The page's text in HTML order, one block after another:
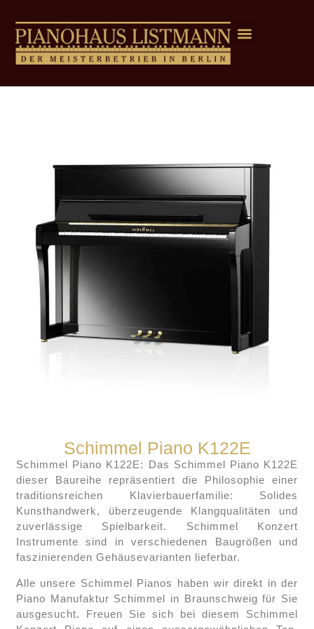
Schimmel Piano K122E
Schimmel Piano K122E: Das Schimmel Piano K122E
dieser Baureihe repräsentiert die Philosophie einer
traditionsreichen Klavierbauerfamilie: Solides
Kunsthandwerk, überzeugende Klangqualitäten und
zuverlässige Spielbarkeit. Schimmel Konzert
Instrumente sind in verschiedenen Baugrößen und
faszinierenden Gehäusevarianten lieferbar.
Alle unsere Schimmel Pianos haben wir direkt in der
Piano Manufaktur Schimmel in Braunschweig für Sie
ausgesucht. Freuen Sie sich bei diesem Schimmel